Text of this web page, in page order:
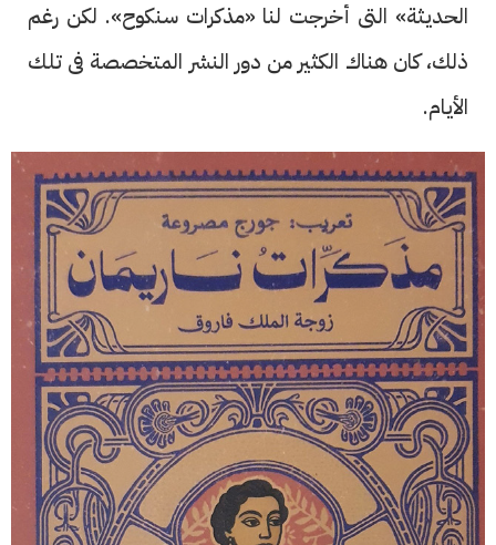
الحديثة» التى أخرجت لنا «مذكرات سنكوح». لكن رغم
ذلك، كان هناك الكثير من دور النشر المتخصصة فى تلك
الأيام.